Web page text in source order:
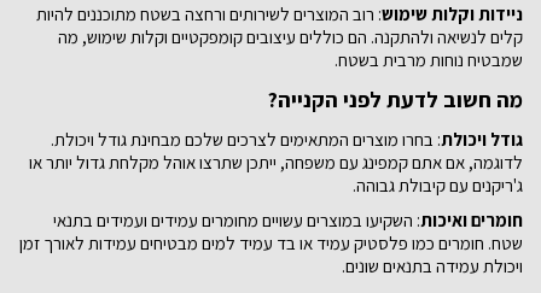
ניידות וקלות שימוש: רוב המוצרים לשירותים ורחצה בשטח מתוכננים להיות
קלים לנשיאה ולהתקנה. הם כוללים עיצובים קומפקטיים וקלות שימוש, מה
שמבטיח נוחות מרבית בשטח.
מה חשוב לדעת לפני הקנייה?
גודל ויכולת: בחרו מוצרים המתאימים לצרכים שלכם מבחינת גודל ויכולת.
לדוגמה, אם אתם קמפינג עם משפחה, ייתכן שתרצו אוהל מקלחת גדול יותר או
ג'ריקנים עם קיבולת גבוהה.
חומרים ואיכות: השקיעו במוצרים עשויים מחומרים עמידים ועמידים בתנאי
שטח. חומרים כמו פלסטיק עמיד או בד עמיד למים מבטיחים עמידות לאורך זמן
ויכולת עמידה בתנאים שונים.